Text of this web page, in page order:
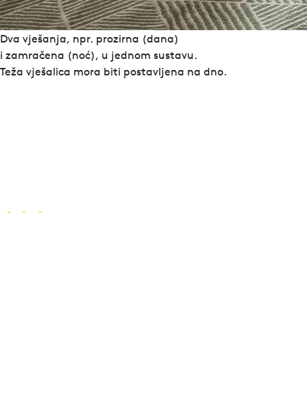
Dva vješanja, npr. prozirna (dana)
i zamračena (noć), u jednom sustavu.
Teža vješalica mora biti postavljena na dno.
Impresum